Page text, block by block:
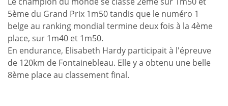
5ème du Grand Prix 1m50 tandis que le numéro 1
belge au ranking mondial termine deux fois à la 4ème
place, sur 1m40 et 1m50.
En endurance, Elisabeth Hardy participait à l'épreuve
de 120km de Fontainebleau. Elle y a obtenu une belle
8ème place au classement final.